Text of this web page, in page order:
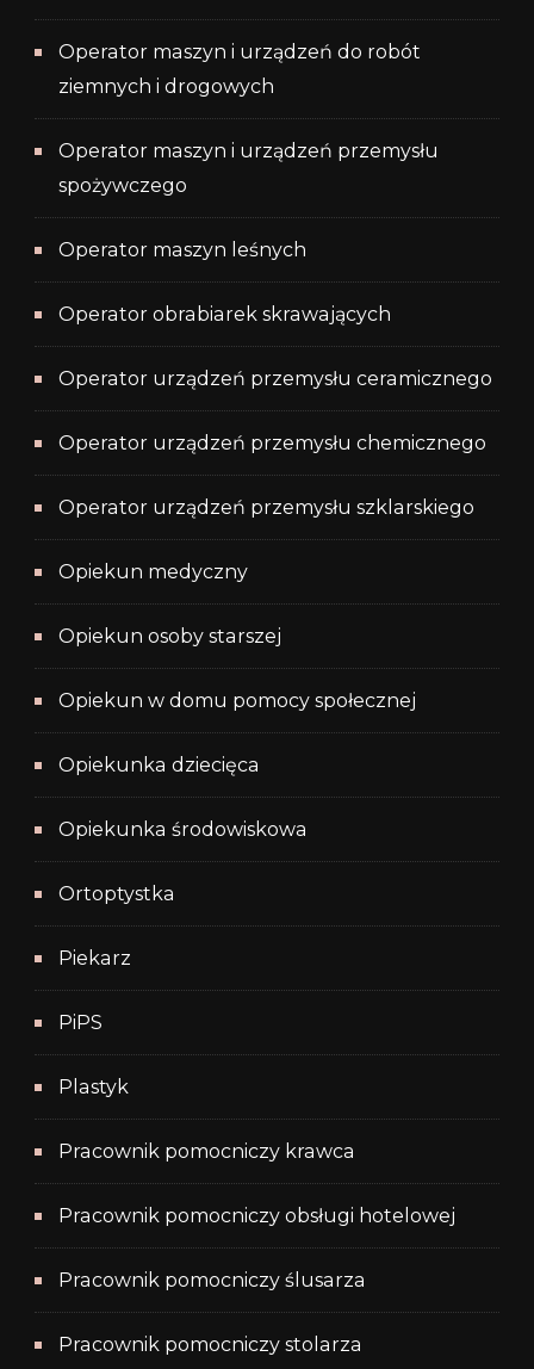
Operator maszyn i urządzeń do robót
ziemnych i drogowych
Operator maszyn i urządzeń przemysłu
spożywczego
Operator maszyn leśnych
Operator obrabiarek skrawających
Operator urządzeń przemysłu ceramicznego
Operator urządzeń przemysłu chemicznego
Operator urządzeń przemysłu szklarskiego
Opiekun medyczny
Opiekun osoby starszej
Opiekun w domu pomocy społecznej
Opiekunka dziecięca
Opiekunka środowiskowa
Ortoptystka
Piekarz
PiPS
Plastyk
Pracownik pomocniczy krawca
Pracownik pomocniczy obsługi hotelowej
Pracownik pomocniczy ślusarza
Pracownik pomocniczy stolarza